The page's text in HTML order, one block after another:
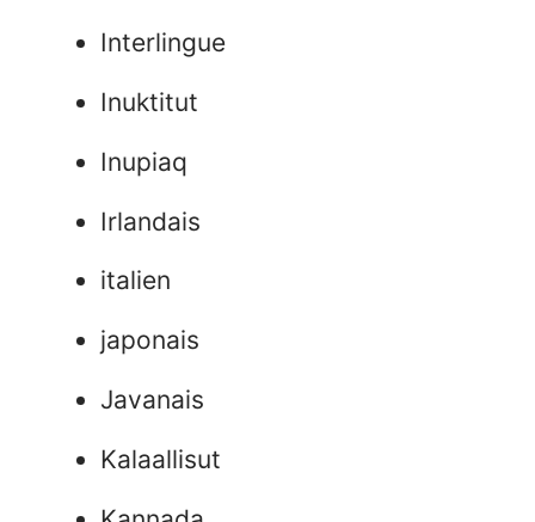
Interlingue
Inuktitut
Inupiaq
Irlandais
italien
japonais
Javanais
Kalaallisut